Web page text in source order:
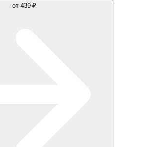
от 439 ₽